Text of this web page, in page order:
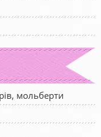
мольберти